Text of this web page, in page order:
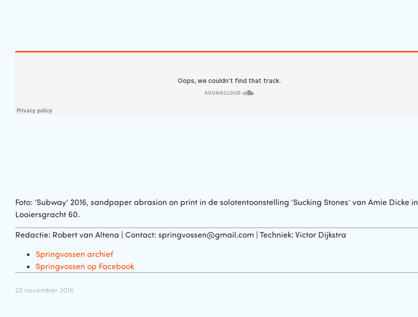
Foto: ‘Subway’ 2016, sandpaper abrasion on print in de solotentoonstelling ‘Sucking Stones’ van Amie Dicke in
Looiersgracht 60.
Redactie: Robert van Altena | Contact: springvossen@gmail.com | Techniek: Victor Dijkstra
Springvossen archief
Springvossen op Facebook
22 november 2016